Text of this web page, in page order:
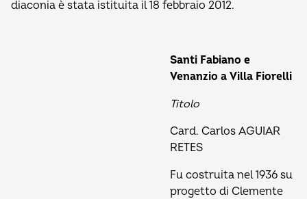
diaconia è stata istituita il 18 febbraio 2012.
Santi Fabiano e
Venanzio a Villa Fiorelli
Titolo
Card. Carlos AGUIAR
RETES
Fu costruita nel 1936 su
progetto di Clemente